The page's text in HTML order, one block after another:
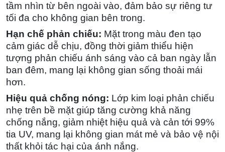
tầm nhìn từ bên ngoài vào, đảm bảo sự riêng tư
tối đa cho không gian bên trong.
Hạn chế phản chiếu: Mặt trong màu đen tạo
cảm giác dễ chịu, đồng thời giảm thiểu hiện
tượng phản chiếu ánh sáng vào cả ban ngày lẫn
ban đêm, mang lại không gian sống thoải mái
hơn.
Hiệu quả chống nóng: Lớp kim loại phản chiếu
nhẹ trên bề mặt giúp tăng cường khả năng
chống nắng, giảm nhiệt hiệu quả và cản tới 99%
tia UV, mang lại không gian mát mẻ và bảo vệ nội
thất khỏi tác hại của ánh nắng.